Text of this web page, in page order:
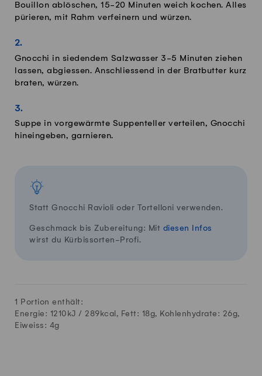
Bouillon ablöschen, 15-20 Minuten weich kochen. Alles
pürieren, mit Rahm verfeinern und würzen.
Gnocchi in siedendem Salzwasser 3-5 Minuten ziehen
lassen, abgiessen. Anschliessend in der Bratbutter kurz
braten, würzen.
Suppe in vorgewärmte Suppenteller verteilen, Gnocchi
hineingeben, garnieren.
Statt Gnocchi Ravioli oder Tortelloni verwenden.
Geschmack bis Zubereitung: Mit diesen Infos
wirst du Kürbissorten-Profi.
1 Portion enthält:
Energie: 1210kJ / 289 kcal, Fett: 18g, Kohlenhydrate: 26g,
Eiweiss: 4g